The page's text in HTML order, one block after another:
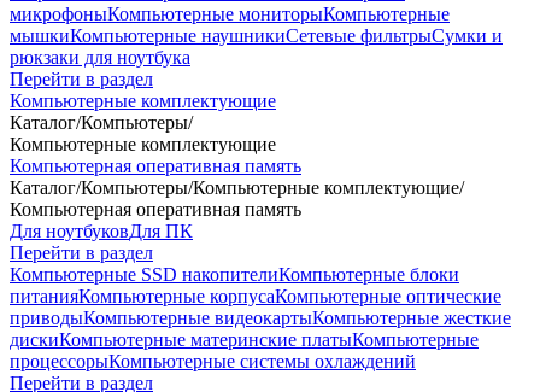
микрофоныКомпьютерные мониторыКомпьютерные
мышкиКомпьютерные наушникиСетевые фильтрыСумки и
рюкзаки для ноутбука
Перейти в раздел
Компьютерные комплектующие
Каталог/Компьютеры/
Компьютерные комплектующие
Компьютерная оперативная память
Каталог/Компьютеры/Компьютерные комплектующие/
Компьютерная оперативная память
Для ноутбуковДля ПК
Перейти в раздел
Компьютерные SSD накопителиКомпьютерные блоки
питанияКомпьютерные корпусаКомпьютерные оптические
приводыКомпьютерные видеокартыКомпьютерные жесткие
дискиКомпьютерные материнские платыКомпьютерные
процессорыКомпьютерные системы охлаждений
Перейти в раздел